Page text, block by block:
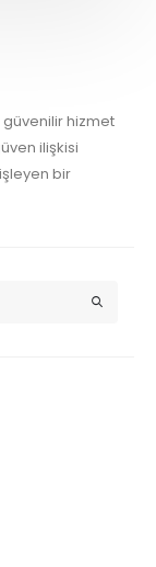
güvenilir hizmet
ilişkisi
bir